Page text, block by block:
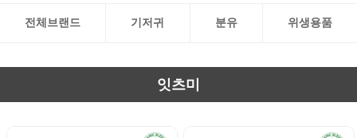
전체브랜드 기저귀 분유 위생용품
잇츠미